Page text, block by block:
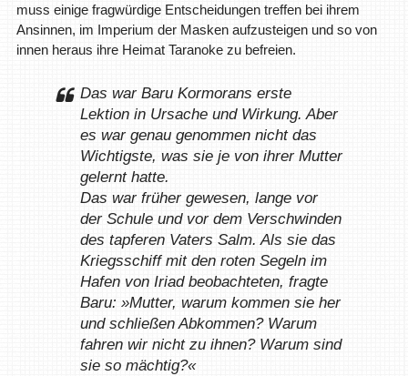
muss einige fragwürdige Entscheidungen treffen bei ihrem
Ansinnen, im Imperium der Masken aufzusteigen und so von
innen heraus ihre Heimat Taranoke zu befreien.
Das war Baru Kormorans erste
Lektion in Ursache und Wirkung. Aber
es war genau genommen nicht das
Wichtigste, was sie je von ihrer Mutter
gelernt hatte.
Das war früher gewesen, lange vor
der Schule und vor dem Verschwinden
des tapferen Vaters Salm. Als sie das
Kriegsschiff mit den roten Segeln im
Hafen von Iriad beobachteten, fragte
Baru: »Mutter, warum kommen sie her
und schließen Abkommen? Warum
fahren wir nicht zu ihnen? Warum sind
sie so mächtig?«